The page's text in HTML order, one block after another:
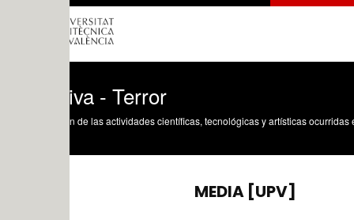
- Terror
de las actividades científicas, tecnológicas y artísticas ocurridas en los tres